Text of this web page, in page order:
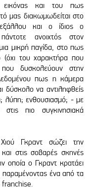
και του πως
μας διακωμωδείται στο
και ο ίδιος ο
ανοιχτός στον
μικρή παγίδα, στο πως
του χαρακτήρα που
που δυσκολεύουν στην
πως η κάμερα
δύσκολο να αντιληφθείς
λύπη; ενθουσιασμό; - με
πιο συγκινησιακά
Γκραντ σώζει την
στις σοβαρές σκηνές
οποία ο Γκραντ κρατάει
ένα από τα
franchise.